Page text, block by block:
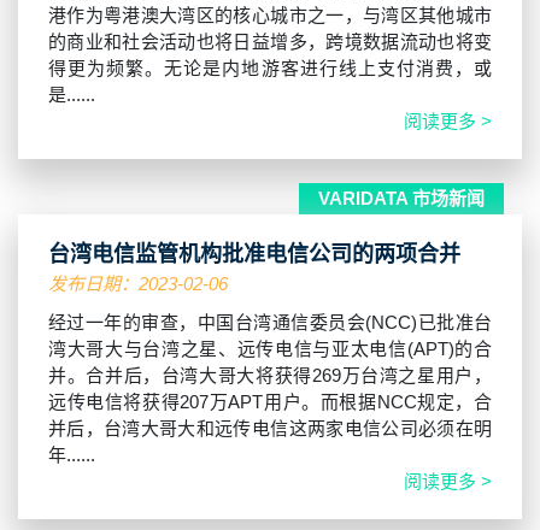
港作为粤港澳大湾区的核心城市之一，与湾区其他城市
的商业和社会活动也将日益增多，跨境数据流动也将变
得更为频繁。无论是内地游客进行线上支付消费，或
是......
阅读更多 >
VARIDATA 市场新闻
台湾电信监管机构批准电信公司的两项合并
发布日期：2023-02-06
经过一年的审查，中国台湾通信委员会(NCC)已批准台
湾大哥大与台湾之星、远传电信与亚太电信(APT)的合
并。合并后，台湾大哥大将获得269万台湾之星用户，
远传电信将获得207万APT用户。而根据NCC规定，合
并后，台湾大哥大和远传电信这两家电信公司必须在明
年......
阅读更多 >